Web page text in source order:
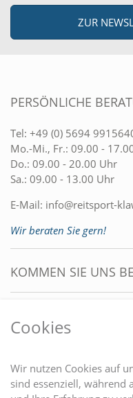
ZUR
PERSÖNLICHE
Tel: +49 (0) 5694
Mo.-Mi., Fr.: 09.00 -
Do.: 09.00 - 20.00 Uhr
Sa.: 09.00 - 13.00 Uhr
E-Mail: info@reitsport-
Wir beraten Sie gern!
KOMMEN SIE UNS
Cookies
Wir nutzen Cookies auf
sind essenziell, während